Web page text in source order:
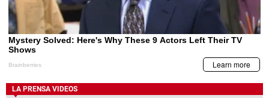
LA PRENSA VIDEOS